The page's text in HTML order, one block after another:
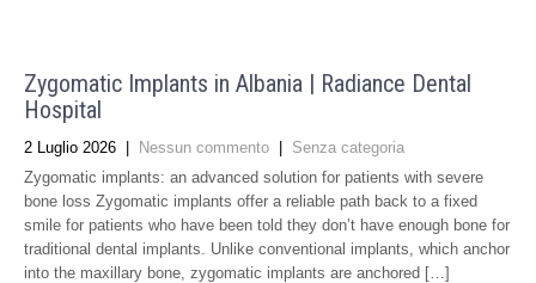
Zygomatic Implants in Albania | Radiance Dental
Hospital
2 Luglio 2026 | Nessun commento | Senza categoria
Zygomatic implants: an advanced solution for patients with severe
bone loss Zygomatic implants offer a reliable path back to a fixed
smile for patients who have been told they don’t have enough bone for
traditional dental implants. Unlike conventional implants, which anchor
into the maxillary bone, zygomatic implants are anchored […]